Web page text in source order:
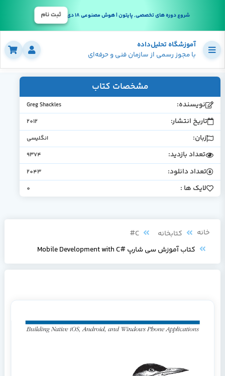
شروع دوره های تخصصی, پایتون | هوش مصنوعی 18 دی ثبت نام
آموزشگاه تحلیل‌داده
با مجوز رسمی از سازمان فنی و حرفه‌ای
مشخصات کتاب
نویسنده: Greg Shackles
تاریخ انتشار: 2012
زبان: انگلیسی
تعداد بازدید: 9374
تعداد دانلود: 2043
لایک ها : 0
خانه کتابخانه
C#
کتاب آموزش سی شارپ #Mobile Development with C